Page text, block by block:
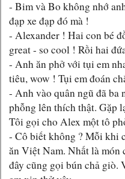
- Bim và Bo không nhớ
đạp xe đạp đó mà !
- Alexander ! Hai con bé
great - so cool ! Rồi hai
- Anh ăn phở với tụi em
tiêu, wow ! Tụi em đoán
- Anh vào quân ngũ đã
phỗng lên thích thật. Gặp
Tôi gọi cho Alex một tô
- Cô biết không ? Mỗi khi
ăn Việt Nam. Nhất là món
đây cũng gọi bún chả giò.